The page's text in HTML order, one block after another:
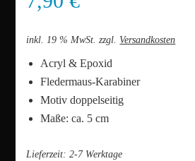
inkl. 19 % MwSt. zzgl. Versandkosten
Acryl & Epoxid
Fledermaus-Karabiner
Motiv doppelseitig
Maße: ca. 5 cm
Lieferzeit:2-7 Werktage